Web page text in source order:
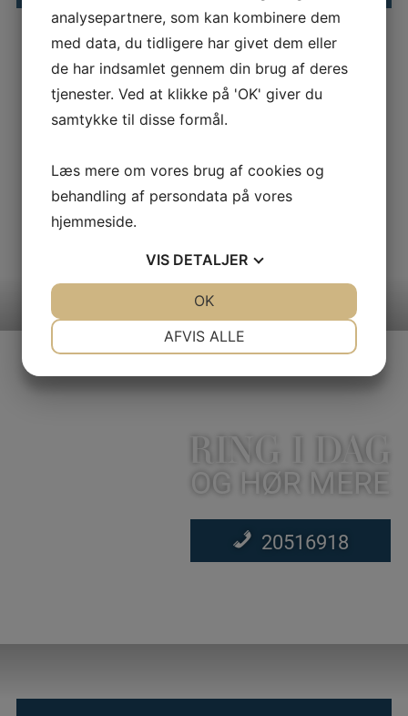
Skræddersyet løsning
Kurserne kan også tilbydes som lukkede
virksomhedstilpassede forløb. I den forbindelse bliver det
muligt at kombinere de enkelte kursuselementer på tværs og
Herudover kan man med fordel sætte fokus på løsning af
aktuelle udfordringer og projekter. For yderligere information
om muligheder og priser kontakt: Nina Drejer nn©gbd.dk
RING I DAG
OG HØR MERE
20516918
analysepartnere, som kan kombinere dem
med data, du tidligere har givet dem eller
de har indsamlet gennem din brug af deres
tjenester. Ved at klikke på 'OK' giver du
samtykke til disse formål.
Læs mere om vores brug af cookies og
behandling af persondata på vores
hjemmeside.
VIS DETALJER
AFVIS ALLE
OK